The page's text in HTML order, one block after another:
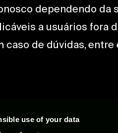
use of your data
dependendo da
a usuários fora
de dúvidas,